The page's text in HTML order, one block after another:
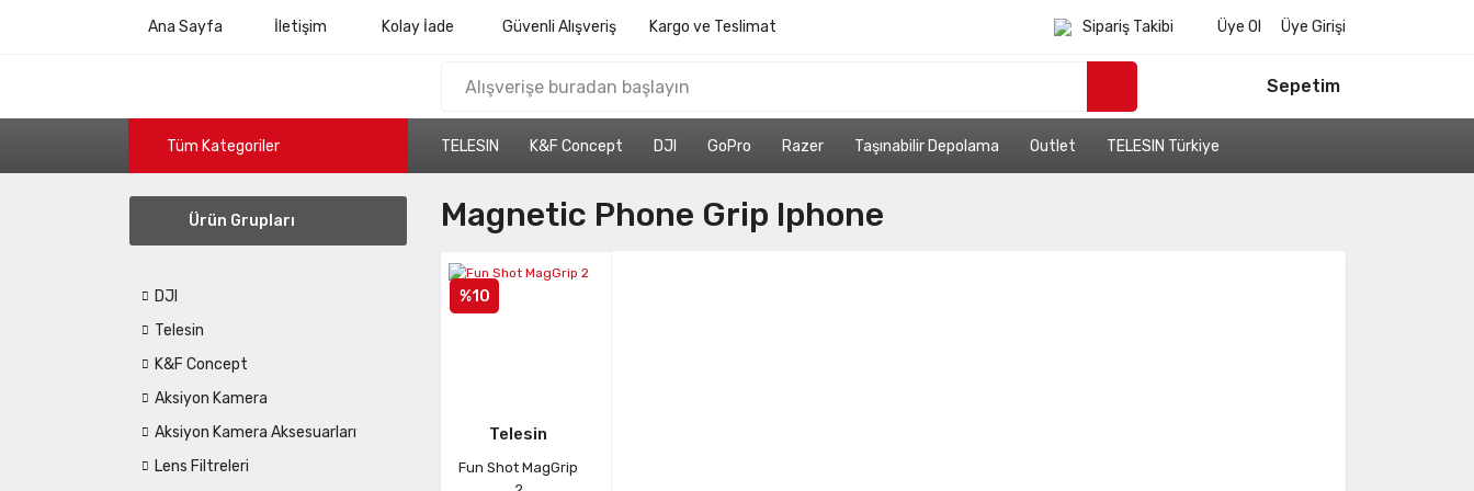
Ana Sayfa İletişim Kolay İade Güvenli Alışveriş Kargo ve Teslimat Sipariş Takibi Üye Ol Üye Girişi
Sepetim
Tüm Kategoriler TELESIN K&F Concept DJI GoPro Razer Taşınabilir Depolama Outlet TELESIN Türkiye
Ürün Grupları
DJI
Telesin
K&F Concept
Aksiyon Kamera
Aksiyon Kamera Aksesuarları
Lens Filtreleri
Magnetic Phone Grip Iphone
%10
Telesin
Fun Shot MagGrip